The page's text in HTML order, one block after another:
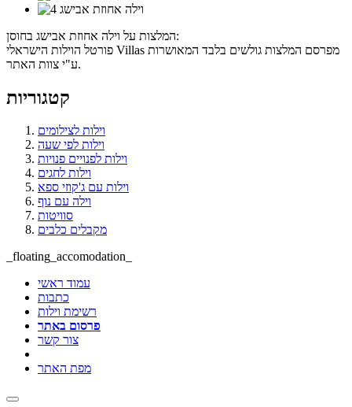
המלצות על וילה אחוזת אבישג בחוסן:
פורטל הוילות הישראלי Villas מפרסם המלצות גולשים בלבד המאושרות
ע"י צוות האתר.
קטגוריות
וילות לצילומים
וילות לפי שעה
וילות לפנויים פנויות
וילות לחגים
וילות עם ג'קוזי ספא
וילה עם נוף
סוויטות
מקבלים כלבים
_floating_accomodation_
עמוד ראשי
כתבות
רשימת וילות
פרסום באתר
צור קשר
מפת האתר